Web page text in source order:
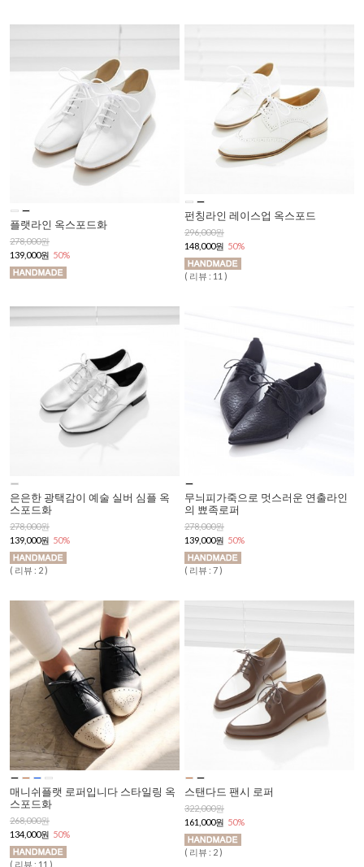
플랫라인 옥스포드화
278,000원
139,000원 50%
펀칭라인 레이스업 옥스포드
296,000원
148,000원 50%
( 리뷰 : 11 )
은은한 광택감이 예술 실버 심플 옥
스포드화
278,000원
139,000원 50%
( 리뷰 : 2 )
무늬피가죽으로 멋스러운 연출라인
의 뾰족로퍼
278,000원
139,000원 50%
( 리뷰 : 7 )
매니쉬플랫 로퍼입니다 스타일링 옥
스포드화
268,000원
134,000원 50%
( 리뷰 : 11 )
스탠다드 팬시 로퍼
322,000원
161,000원 50%
( 리뷰 : 2 )